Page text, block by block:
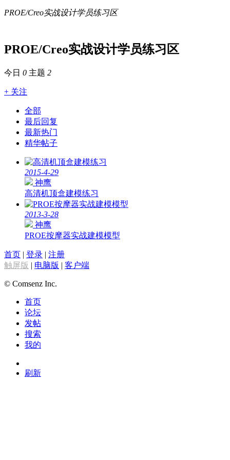
PROE/Creo实战设计学员练习区
PROE/Creo实战设计学员练习区
今日 0 主题 2
+ 关注
全部
最后回复
最新热门
精华帖子
2015-4-29
神鹰
高清机顶盒建模练习
2013-3-28
神鹰
PROE按摩器实战建模模型
首页 | 登录 | 注册
触屏版 | 电脑版 | 客户端
© Comsenz Inc.
首页
论坛
发帖
搜索
我的
刷新